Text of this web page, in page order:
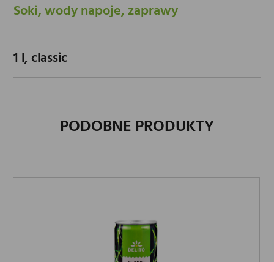
Soki, wody napoje, zaprawy
1 l, classic
PODOBNE PRODUKTY